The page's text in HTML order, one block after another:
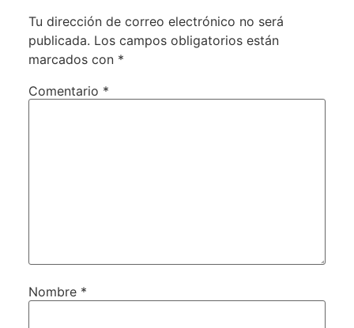
Tu dirección de correo electrónico no será
publicada. Los campos obligatorios están
marcados con *
Comentario *
Nombre *